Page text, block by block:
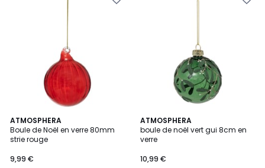
ATMOSPHERA
Boule de Noël en verre 80mm
strie rouge
€.
9,99 €
ATMOSPHERA
boule de noël vert gui 8cm en
verre
10,99 €